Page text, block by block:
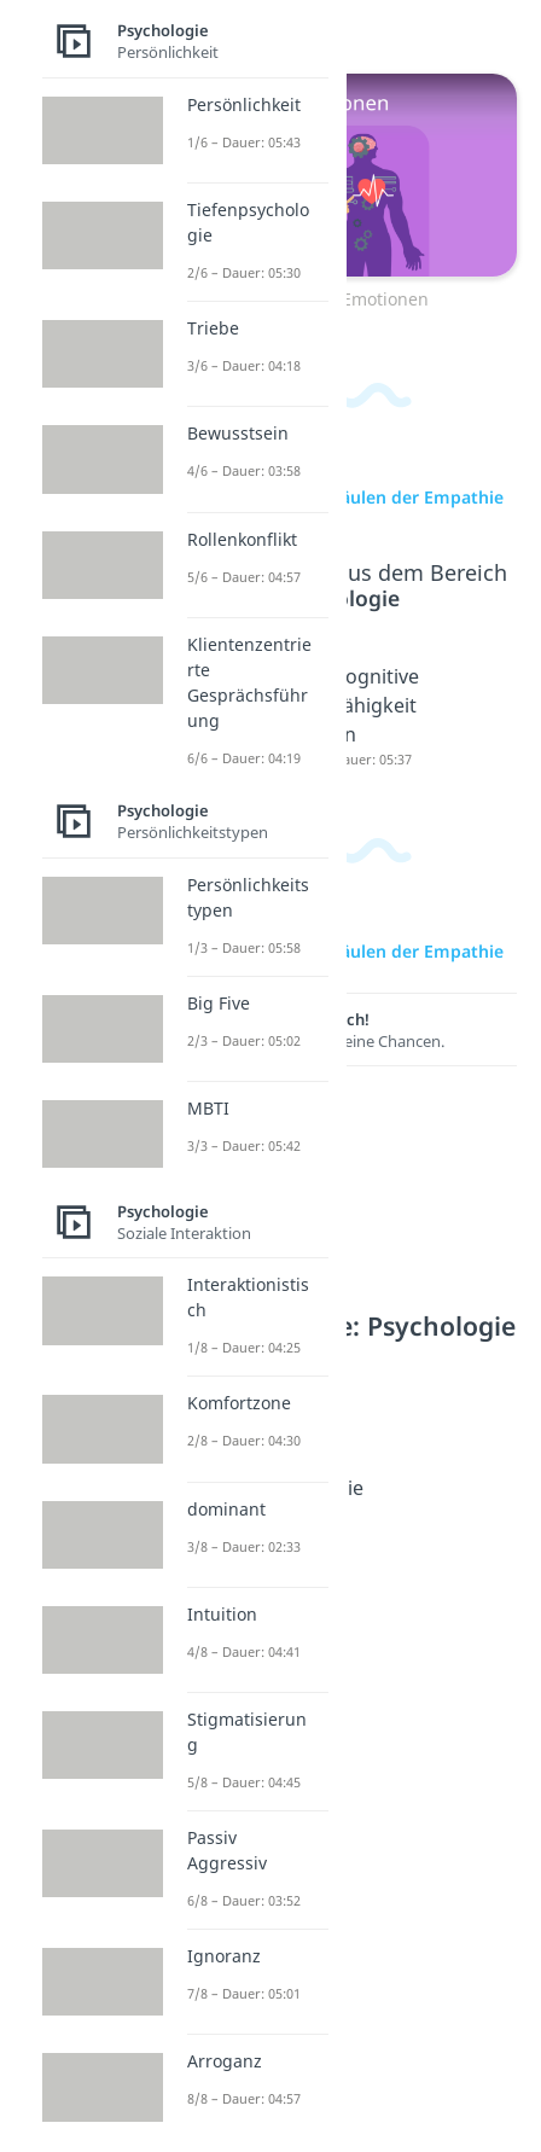
erfährst du
Zum Video: Emotionen
zur Videoseite: 4 Säulen der Empathie
Beliebte Inhalte aus dem Bereich
Psychologie
Altruism
us
Dauer: 05:22
Wahrneh
Dauer: 04:46
Kognitive
Fähigkeit
en
Dauer: 05:37
zur Videoseite: 4 Säulen der Empathie
Lernen lohnt sich!
Entdecke hier deine Chancen.
Weitere Inhalte: Psychologie
Werte
Loyalität
Dauer: 04:09
Empathie
Dauer: 04:55
4 Säulen der Empathie
Dauer: 05:12
Altruismus
Psychologie
Persönlichkeit
Persönlichkeit
1/6 – Dauer: 05:43
Tiefenpsycholo
gie
2/6 – Dauer: 05:30
Triebe
3/6 – Dauer: 04:18
Bewusstsein
4/6 – Dauer: 03:58
Rollenkonflikt
5/6 – Dauer: 04:57
Klientenzentrie
rte
Gesprächsführ
ung
6/6 – Dauer: 04:19
Psychologie
Persönlichkeitstypen
Persönlichkeits
typen
1/3 – Dauer: 05:58
Big Five
2/3 – Dauer: 05:02
MBTI
3/3 – Dauer: 05:42
Psychologie
Soziale Interaktion
Interaktionistis
ch
1/8 – Dauer: 04:25
Komfortzone
2/8 – Dauer: 04:30
dominant
3/8 – Dauer: 02:33
Intuition
4/8 – Dauer: 04:41
Stigmatisierun
g
5/8 – Dauer: 04:45
Passiv
Aggressiv
6/8 – Dauer: 03:52
Ignoranz
7/8 – Dauer: 05:01
Arroganz
8/8 – Dauer: 04:57